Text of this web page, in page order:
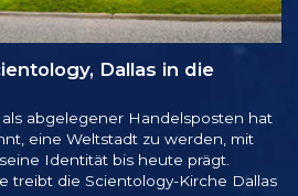
Dallas in die
abgelegener Handelsposten hat
eine Weltstadt zu werden, mit
Identität bis heute prägt.
treibt die Scientology-Kirche Dallas